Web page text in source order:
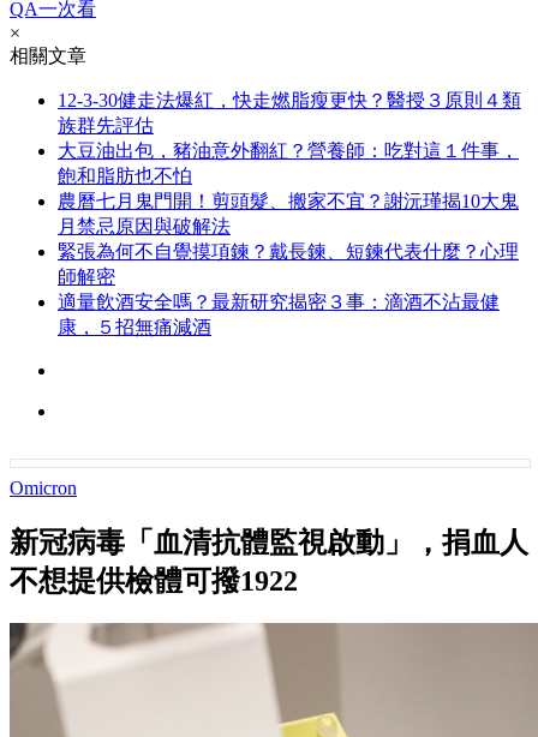
QA一次看
×
相關文章
12-3-30健走法爆紅，快走燃脂瘦更快？醫授３原則４類
族群先評估
大豆油出包，豬油意外翻紅？營養師：吃對這１件事，
飽和脂肪也不怕
農曆七月鬼門開！剪頭髮、搬家不宜？謝沅瑾揭10大鬼
月禁忌原因與破解法
緊張為何不自覺摸項鍊？戴長鍊、短鍊代表什麼？心理
師解密
適量飲酒安全嗎？最新研究揭密３事：滴酒不沾最健
康，５招無痛減酒
Omicron
新冠病毒「血清抗體監視啟動」，捐血人
不想提供檢體可撥1922